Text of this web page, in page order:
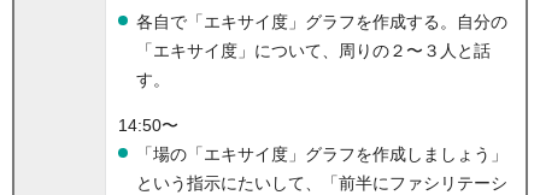
各自で「エキサイ度」グラフを作成する。自分の
「エキサイ度」について、周りの２〜３人と話
す。
14:50〜
「場の「エキサイ度」グラフを作成しましょう」
という指示にたいして、「前半にファシリテーシ